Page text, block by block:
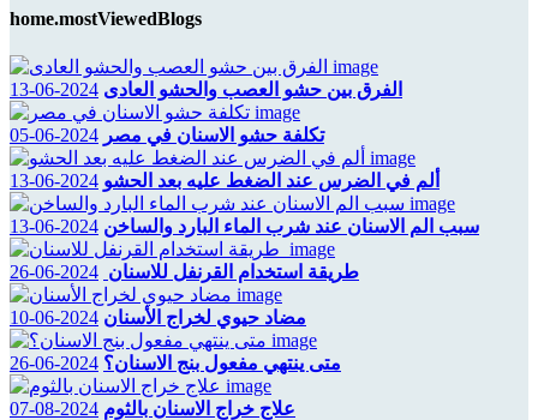
home.mostViewedBlogs
الفرق بين حشو العصب والحشو العادى 2024-06-13
تكلفة حشو الاسنان في مصر 2024-06-05
ألم في الضرس عند الضغط عليه بعد الحشو 2024-06-13
سبب الم الاسنان عند شرب الماء البارد والساخن 2024-06-13
طريقة استخدام القرنفل للاسنان 2024-06-26
مضاد حيوي لخراج الأسنان 2024-06-10
متى ينتهي مفعول بنج الاسنان؟ 2024-06-26
علاج خراج الاسنان بالثوم 2024-08-07